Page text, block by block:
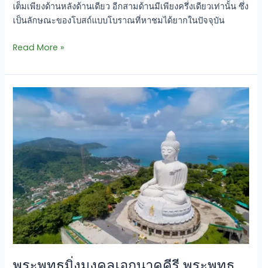
เต็มเพียงด้านหลังด้านเดียว อีกสามด้านมีเพียงครึ่งเดียวเท่านั้น ซึ่ง
เป็นลักษณะของโบสถ์แบบโบราณที่หาชมได้ยากในปัจจุบัน
Read More »
พระพุทธ
มงคล
นาค
คีรี
พระพุทธ
รูป
ทอง
เหลือง.
2024